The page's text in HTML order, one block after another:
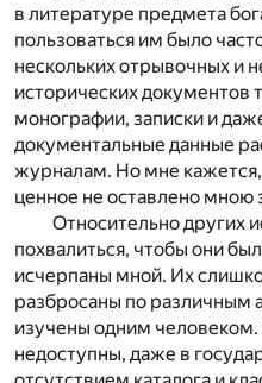
в литературе предмета
пользоваться им было
нескольких отрывочных и
исторических документов
монографии, записки и
документальные данные
журналам. Но мне кажется,
ценное не оставлено мною
Относительно других
похвалиться, чтобы они
исчерпаны мной. Их
разбросаны по различным
изучены одним
недоступны, даже в